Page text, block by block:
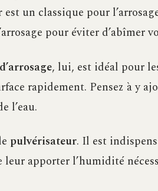
est un classique pour
pour éviter d’abîmer
, lui, est idéal pour
rapidement. Pensez à y
l’eau.
pulvérisateur. Il est
leur apporter l’humidité